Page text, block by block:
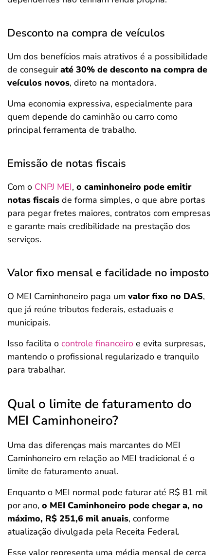
Desconto na compra de veículos
Um dos benefícios mais atrativos é a possibilidade
de conseguiraté 30% de desconto na compra de
veículos novos, direto na montadora.
Uma economia expressiva, especialmente para
quem depende do caminhão ou carro como
principal ferramenta de trabalho.
Emissão de notas fiscais
Com o CNPJ MEI, o caminhoneiro pode emitir
notas fiscais de forma simples, o que abre portas
para pegar fretes maiores, contratos com empresas
e garante mais credibilidade na prestação dos
serviços.
Valor fixo mensal e facilidade no imposto
O MEI Caminhoneiro paga um valor fixo no DAS,
que já reúne tributos federais, estaduais e
municipais.
Isso facilita o controle financeiro e evita surpresas,
mantendo o profissional regularizado e tranquilo
para trabalhar.
Qual o limite de faturamento do
MEI Caminhoneiro?
Uma das diferenças mais marcantes do MEI
Caminhoneiro em relação ao MEI tradicional é o
limite de faturamento anual.
Enquanto o MEI normal pode faturar até R$ 81 mil
por ano, o MEI Caminhoneiro pode chegar a, no
máximo, R$ 251,6 mil anuais, conforme
atualização divulgada pela Receita Federal.
Esse valor representa uma média mensal de cerca